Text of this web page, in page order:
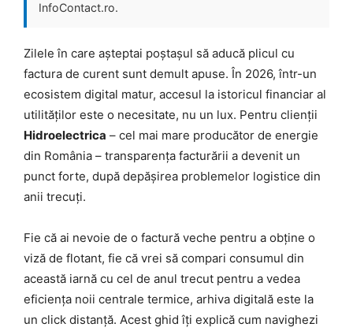
InfoContact.ro.
Zilele în care așteptai poștașul să aducă plicul cu
factura de curent sunt demult apuse. În 2026, într-un
ecosistem digital matur, accesul la istoricul financiar al
utilităților este o necesitate, nu un lux. Pentru clienții
Hidroelectrica – cel mai mare producător de energie
din România – transparența facturării a devenit un
punct forte, după depășirea problemelor logistice din
anii trecuți.
Fie că ai nevoie de o factură veche pentru a obține o
viză de flotant, fie că vrei să compari consumul din
această iarnă cu cel de anul trecut pentru a vedea
eficiența noii centrale termice, arhiva digitală este la
un click distanță. Acest ghid îți explică cum navighezi